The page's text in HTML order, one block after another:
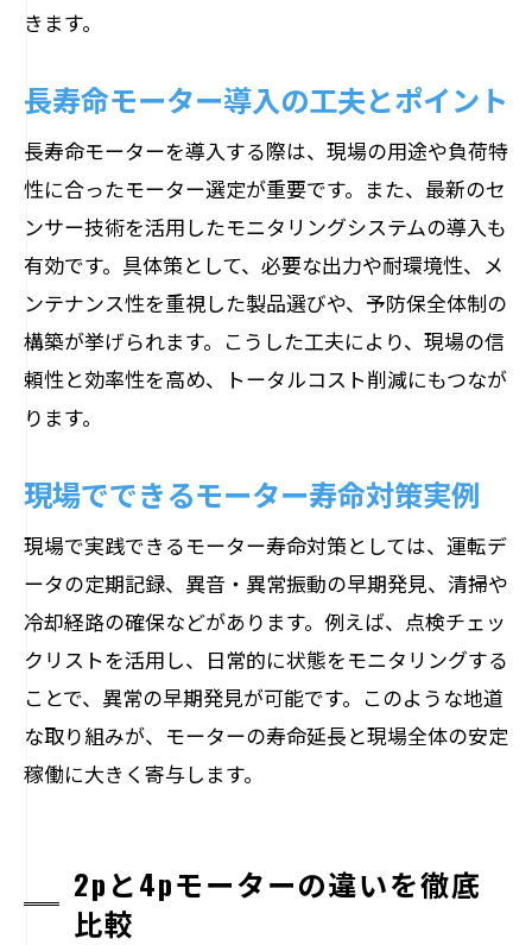
きます。
長寿命モーター導入の工夫とポイント
長寿命モーターを導入する際は、現場の用途や負荷特
性に合ったモーター選定が重要です。また、最新のセ
ンサー技術を活用したモニタリングシステムの導入も
有効です。具体策として、必要な出力や耐環境性、メ
ンテナンス性を重視した製品選びや、予防保全体制の
構築が挙げられます。こうした工夫により、現場の信
頼性と効率性を高め、トータルコスト削減にもつなが
ります。
現場でできるモーター寿命対策実例
現場で実践できるモーター寿命対策としては、運転デ
ータの定期記録、異音・異常振動の早期発見、清掃や
冷却経路の確保などがあります。例えば、点検チェッ
クリストを活用し、日常的に状態をモニタリングする
ことで、異常の早期発見が可能です。このような地道
な取り組みが、モーターの寿命延長と現場全体の安定
稼働に大きく寄与します。
2pと4pモーターの違いを徹底
比較